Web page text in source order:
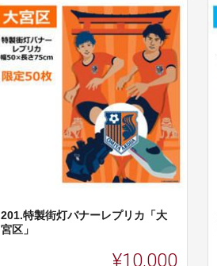
201.特製街灯バナーレプリカ「大
宮区」
¥10,000